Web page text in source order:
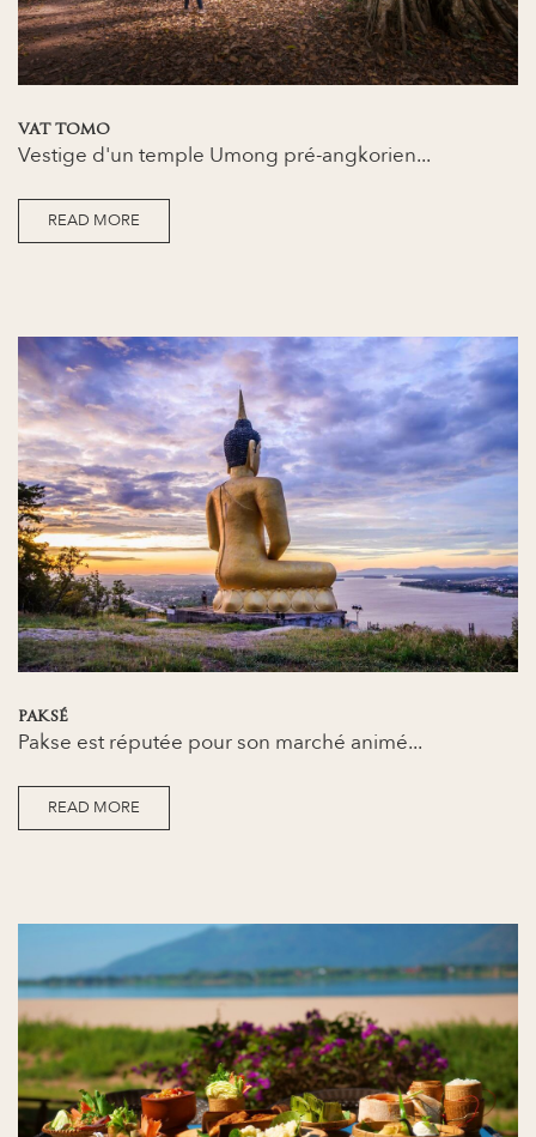
VAT TOMO
Vestige d'un temple Umong pré-angkorien...
READ MORE
PAKSÉ
Pakse est réputée pour son marché animé...
READ MORE